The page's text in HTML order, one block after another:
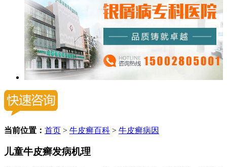
当前位置： 首页 > 牛皮癣百科 > 牛皮癣病因
儿童牛皮癣发病机理